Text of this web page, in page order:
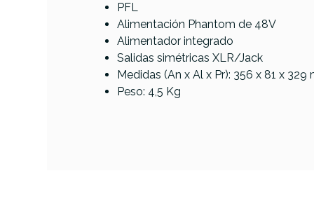
PFL
Alimentación Phantom de 48V
Alimentador integrado
Salidas simétricas XLR/Jack
Medidas (An x Al x Pr): 356 x 81 x 329
Peso: 4,5 Kg